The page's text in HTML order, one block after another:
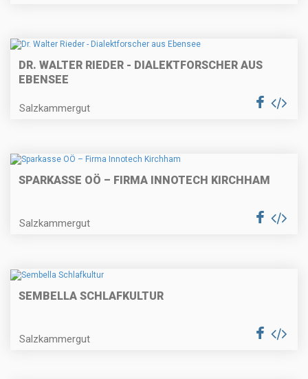
DR. WALTER RIEDER - DIALEKTFORSCHER AUS
EBENSEE
Salzkammergut
SPARKASSE OÖ – FIRMA INNOTECH KIRCHHAM
Salzkammergut
SEMBELLA SCHLAFKULTUR
Salzkammergut